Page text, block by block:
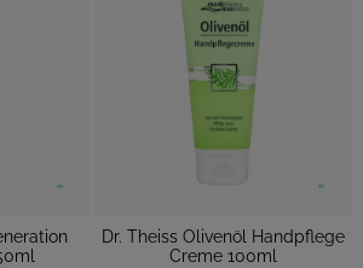
Dr. Theiss Olivenöl Handpflege
Creme 100ml